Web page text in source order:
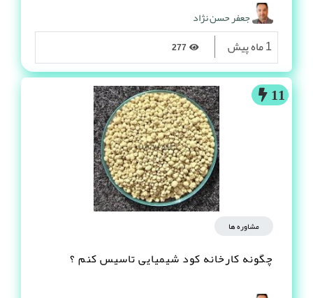
جعفر حسن نژاد
1 ماه پیش
11
مشاوره ها
چگونه کارخانه کود شیمیایی تاسیس کنم ؟